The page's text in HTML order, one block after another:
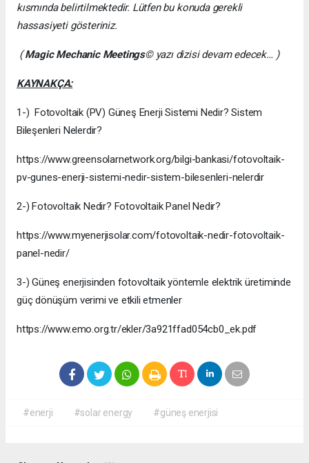
kısmında belirtilmektedir. Lütfen bu konuda gerekli
hassasiyeti gösteriniz.
(Magic Mechanic Meetings© yazı dizisi devam edecek… )
KAYNAKÇA:
1-) Fotovoltaik (PV) Güneş Enerji Sistemi Nedir? Sistem
Bileşenleri Nelerdir?
https://www.greensolarnetwork.org/bilgi-bankasi/fotovoltaik-
pv-gunes-enerji-sistemi-nedir-sistem-bilesenleri-nelerdir
2-) Fotovoltaik Nedir? Fotovoltaik Panel Nedir?
https://www.myenerjisolar.com/fotovoltaik-nedir-fotovoltaik-
panel-nedir/
3-) Güneş enerjisinden fotovoltaik yöntemle elektrik üretiminde
güç dönüşüm verimi ve etkili etmenler
https://www.emo.org.tr/ekler/3a921ffad054cb0_ek.pdf
#enerji #solar energy #güneş enerjisi